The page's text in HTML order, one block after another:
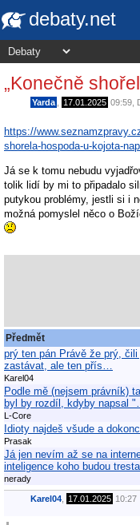
debaty.net
„Konečně
Yarda 17.01.2025 09:59
https://
shorela-hospoda-u-kojota-
Já se k tomu nebudu
tolik lidí by mi to připadalo
putykou problémy, jestli si i
možná pomyslel něco o
Předmět
prý ten pán Právě že prý,
zastávat, ale ten přís…
Karel04
Podle mě (nejsem právník)
byl by rozdíl, kdyby napsal "…
L-Core
Idioty najdeš všude a
Prasak
Já jen nevím až se na
inteligence koho budou
nerady
Karel04 17.01.2025 10:27